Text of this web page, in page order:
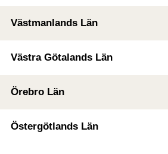
Västmanlands Län
Västra Götalands Län
Örebro Län
Östergötlands Län